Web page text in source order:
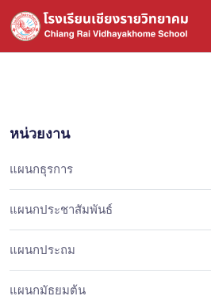
หน่วยงาน
แผนกธุรการ
แผนกประชาสัมพันธ์
แผนกประถม
แผนกมัธยมต้น